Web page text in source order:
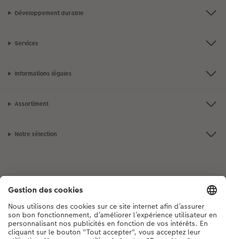
Développement durable
Services
Informations légales
Assortiment
Notre sélection
Si vous avez des questions concernant nos produits ou votre commande,
n'hésitez pas à nous contacter du lundi au dimanche, de 9h00 à 20h00
(hors jours fériés), au numéro de téléphone044 499 00 12• 7j/7 • de 9h à